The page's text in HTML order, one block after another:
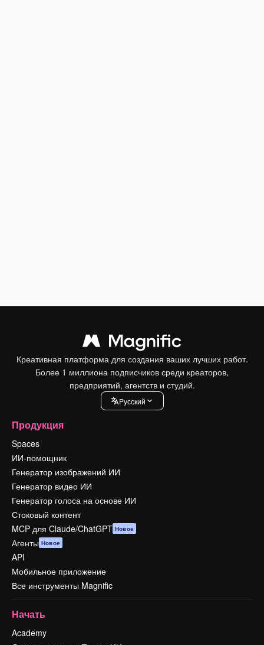
Креативная платформа для создания ваших лучших работ.
Более 1 миллиона подписчиков среди креаторов,
предприятий, агентств и студий.
Pусский
Продукция
Spaces
ИИ-помощник
Генератор изображений ИИ
Генератор видео ИИ
Генератор голоса на основе ИИ
Стоковый контент
MCP для Claude/ChatGPT Новое
Агенты Новое
API
Мобильное приложение
Все инструменты Magnific
Начать
Academy